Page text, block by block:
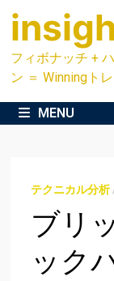
Skip
content
フィボナッチ +
ン ＝ Winningト
MENU
テクニカル分析
ブリ
ック